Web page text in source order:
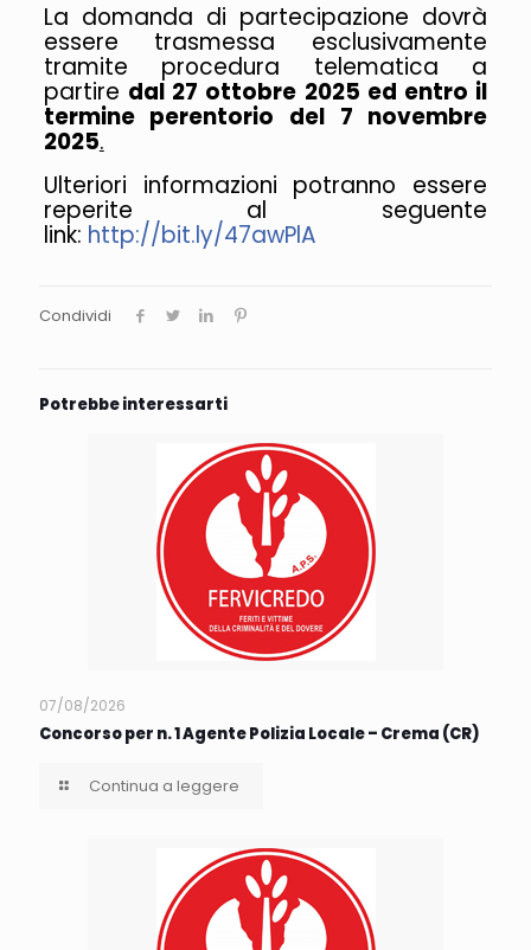
La domanda di partecipazione dovrà
essere trasmessa esclusivamente
tramite procedura telematica a
partire dal 27 ottobre 2025 ed entro il
termine perentorio del 7 novembre
2025.
Ulteriori informazioni potranno essere
reperite al seguente
link: http://bit.ly/47awPlA
Condividi
Potrebbe interessarti
07/08/2026
Concorso per n. 1 Agente Polizia Locale – Crema (CR)
Continua a leggere